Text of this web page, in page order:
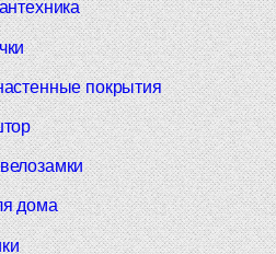
покрытия
дома